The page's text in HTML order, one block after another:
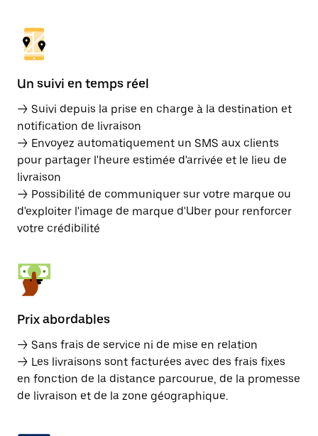
Un suivi en temps réel
→ Suivi depuis la prise en charge à la destination et
notification de livraison
→ Envoyez automatiquement un SMS aux clients
pour partager l'heure estimée d'arrivée et le lieu de
livraison
→ Possibilité de communiquer sur votre marque ou
d'exploiter l'image de marque d'Uber pour renforcer
votre crédibilité
Prix abordables
→ Sans frais de service ni de mise en relation
→ Les livraisons sont facturées avec des frais fixes
en fonction de la distance parcourue, de la promesse
de livraison et de la zone géographique.